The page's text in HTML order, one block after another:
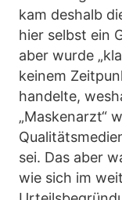
kam deshalb
hier selbst ein
aber wurde
keinem
handelte,
„Maskenarzt“
sei. Das aber
wie sich im